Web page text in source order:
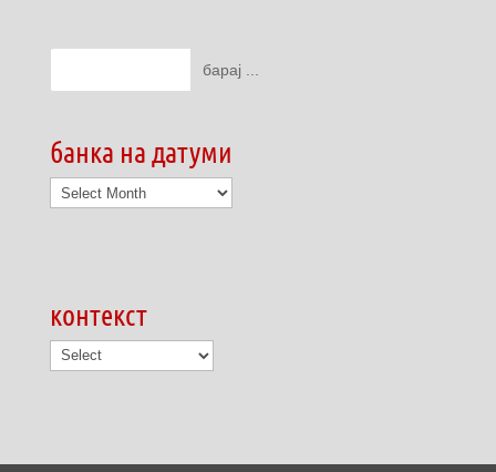
банка на датуми
банка
на
контекст